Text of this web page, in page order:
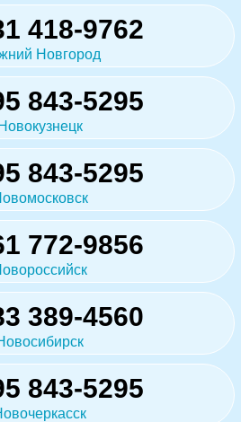
418-9762
Новгород
843-5295
Новокузнецк
843-5295
772-9856
389-4560
843-5295